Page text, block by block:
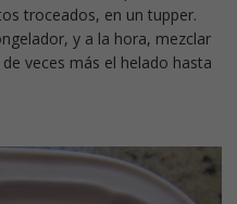
troceados, en un tupper.
y a la hora, mezclar
veces más el helado hasta